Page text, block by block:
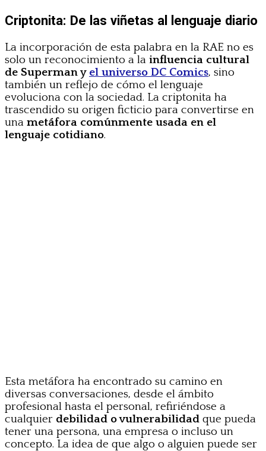
Criptonita: De las viñetas al lenguaje diario
La incorporación de esta palabra en la RAE no es
solo un reconocimiento a la influencia cultural
de Superman y el universo DC Comics, sino
también un reflejo de cómo el lenguaje
evoluciona con la sociedad. La criptonita ha
trascendido su origen ficticio para convertirse en
una metáfora comúnmente usada en el
lenguaje cotidiano.
Esta metáfora ha encontrado su camino en
diversas conversaciones, desde el ámbito
profesional hasta el personal, refiriéndose a
cualquier debilidad o vulnerabilidad que pueda
tener una persona, una empresa o incluso un
concepto. La idea de que algo o alguien puede ser